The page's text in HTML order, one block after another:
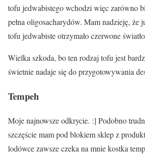
tofu jedwabistego wchodzi więc zarówno
pełna oligosacharydów. Mam nadzieję, że
tofu jedwabisteotrzymało czerwone
Wielka szkoda, bo ten rodzaj tofu jest
świetnie nadaje się do przygotowywania
Tempeh
Moje najnowsze odkrycie. :] Podobno
szczęście mam pod blokiem sklep z
lodówce zawsze czeka na mnie kostka